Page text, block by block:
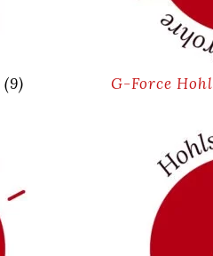
(9) G-Force